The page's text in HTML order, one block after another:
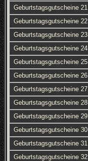
Geburtstagsgutscheine 21
Geburtstagsgutscheine 22
Geburtstagsgutscheine 23
Geburtstagsgutscheine 24
Geburtstagsgutscheine 25
Geburtstagsgutscheine 26
Geburtstagsgutscheine 27
Geburtstagsgutscheine 28
Geburtstagsgutscheine 29
Geburtstagsgutscheine 30
Geburtstagsgutscheine 31
Geburtstagsgutscheine 32